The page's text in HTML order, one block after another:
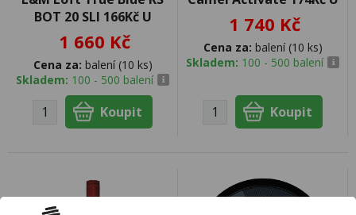
BOT 20 SLI 166Kč U
1 660 Kč
Cena za: balení (10 ks)
Skladem: 100 - 500 balení
1 740 Kč
Cena za: balení (10 ks)
Skladem: 100 - 500 balení